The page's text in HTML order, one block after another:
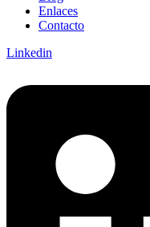
Enlaces
Contacto
Linkedin